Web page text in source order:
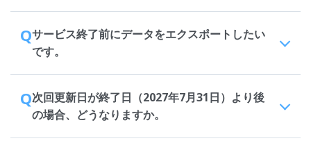
Qサービス終了前にデータをエクスポートしたい
です。
Q次回更新日が終了日（2027年7月31日）より後
の場合、どうなりますか。